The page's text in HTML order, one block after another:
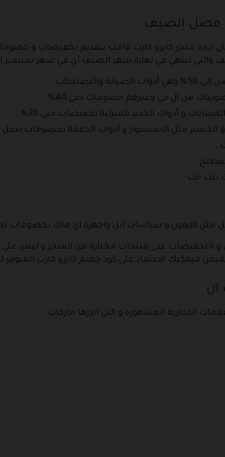
فصل الصيف
تنتهي في نهاية شهر الصيف أي في شهر سبتمبر
والتصليحات .
من ال جي وغيرهم خصومات حتى 40% .
و أدوات الحديد المنزلية تخفيضات حتى 20% .
الجسم مثل الاستشوار و أدوات الحلاقة بخصومات تصل الى
.
.
انت .
.
الايفون و سياسات ابل واجهزة اي ماك بخصومات تصل
التخفيضات على منتجات مختارة من المتجر و ليس على
فيمكنك الاعتماد على كود خصم كايرو كارت المتوفر
ان
التجارية المشهورة و التي ابرزها ماركات :